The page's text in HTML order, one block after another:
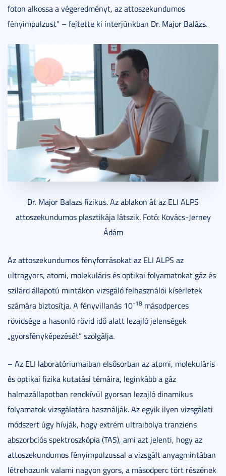
foton alkossa a végeredményt, az attoszekundumos
fényimpulzust” – fejtette ki interjúnkban Dr. Major Balázs.
Dr. Major Balazs fizikus. Az ablakon át az ELI ALPS
attoszekundumos plasztikája látszik. Fotó: Kovács-Jerney
Ádám
Az attoszekundumos fényforrásokat az ELI ALPS az
ultragyors, atomi, molekuláris és optikai folyamatokat gáz és
szilárd állapotú mintákon vizsgáló felhasználói kísérletek
számára biztosítja. A fényvillanás 10-18 másodperces
rövidsége a hasonló rövid idő alatt lezajló jelenségek
„gyorsfényképezését” szolgálja.
– Az ELI laboratóriumaiban elsősorban az atomi, molekuláris
és optikai fizika kutatási témáira, leginkább a gáz
halmazállapotban rendkívül gyorsan lezajló dinamikus
folyamatok vizsgálatára használják. Az egyik ilyen vizsgálati
módszert úgy hívják, hogy extrém ultraibolya tranziens
abszorbciós spektroszkópia (TAS), ami azt jelenti, hogy az
attoszekundumos fényimpulzussal a vizsgált anyagmintában
létrehozunk valami nagyon gyors, a másodperc tört részének